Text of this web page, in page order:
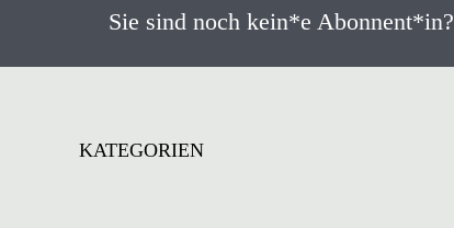
Sie sind noch kein*e Abonnent*in?
KATEGORIEN